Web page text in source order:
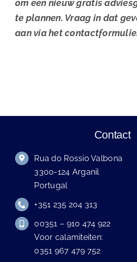
om een nieuw gratis
te plannen. Vraag in dat
aan via het
Contact
Rua do Rossio Valbona
3300-124 Arganil
Portugal
+351 235 204 313
00351 – 910 474 922
Voor calamiteiten:
0351 967 479 752